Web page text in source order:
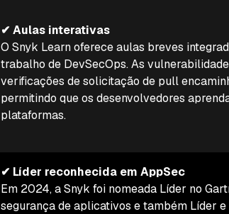
✔ Aulas interativas
O Snyk Learn oferece aulas breves
trabalho de DevSecOps. As
verificações de solicitação de pull
permitindo que os desenvolvedores
plataformas.
✔ Líder reconhecida em AppSec
Em 2024, a Snyk foi nomeada Líder no
segurança de aplicativos e também Líder